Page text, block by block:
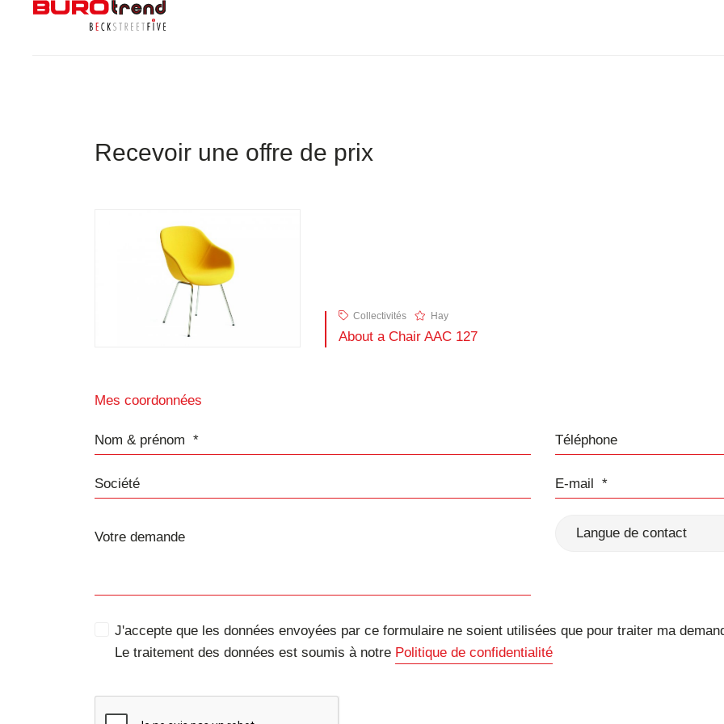
Recevoir une offre de prix
Collectivités Hay
About a Chair AAC 127
Mes coordonnées
Nom & prénom
Société
Téléphone
E-mail
Langue de contact
J'accepte que les données envoyées par ce formulaire ne soient utilisées que pour traiter ma
Le traitement des données est soumis à notre Politique de confidentialité